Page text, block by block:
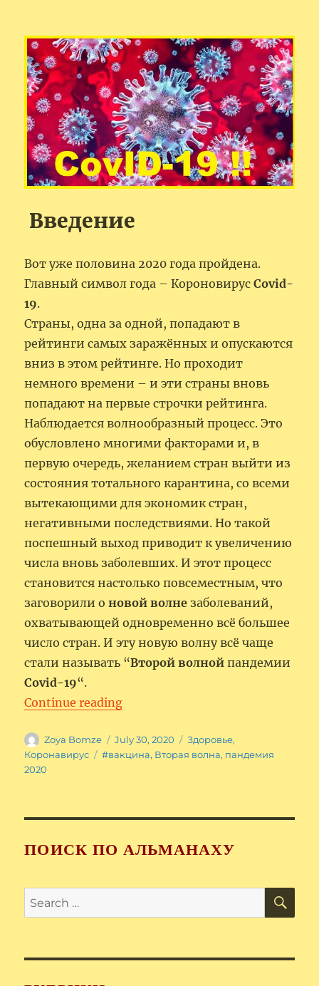
Введение
Вот уже половина 2020 года пройдена.
Главный символ года – КороновирусCovid-
19.
Страны, одна за одной, попадают в
рейтинги самых заражённых и опускаются
вниз в этом рейтинге. Но проходит
немного времени – и эти страны вновь
попадают на первые строчки рейтинга.
Наблюдается волнообразный процесс. Это
обусловлено многими факторами и, в
первую очередь, желанием стран выйти из
состояния тотального карантина, со всеми
вытекающими для экономик стран,
негативными последствиями. Но такой
поспешный выход приводит к увеличению
числа вновь заболевших. И этот процесс
становится настолько повсеместным, что
заговорили оновой волне заболеваний,
охватывающей одновременно всё большее
число стран. И эту новую волну всё чаще
стали называть “Второй волной пандемии
Covid-19“.
Continue reading“Вторая волна пандемии Covid
Author
Zoya Bomze
Posted
on
July 30, 2020 Categories
Здоровье,
Коронавирус
Tags
#вакцина, Вторая волна, пандемия
2020
ПОИСК ПО АЛЬМАНАХУ
Search
for: